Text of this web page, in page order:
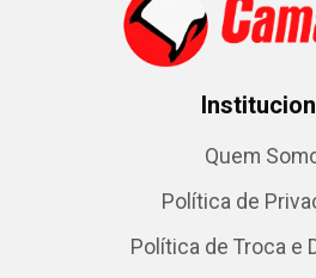
Quem
Política de
Política de Troca e